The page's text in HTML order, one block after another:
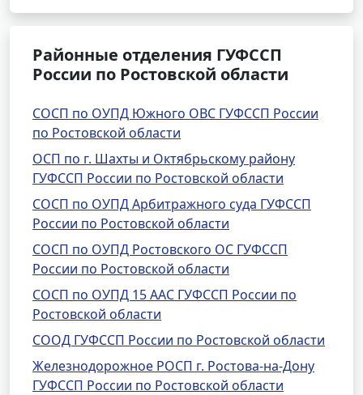
Районные отделения ГУФССП
России по Ростовской области
СОСП по ОУПД Южного ОВС ГУФССП России
по Ростовской области
ОСП по г. Шахты и Октябрьскому району
ГУФССП России по Ростовской области
СОСП по ОУПД Арбитражного суда ГУФССП
России по Ростовской области
СОСП по ОУПД Ростовского ОС ГУФССП
России по Ростовской области
СОСП по ОУПД 15 ААС ГУФССП России по
Ростовской области
СООД ГУФССП России по Ростовской области
Железнодорожное РОСП г. Ростова-на-Дону
ГУФССП России по Ростовской области